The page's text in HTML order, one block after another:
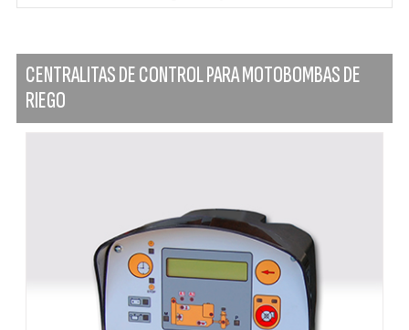
CENTRALITAS DE CONTROL PARA MOTOBOMBAS DE
RIEGO